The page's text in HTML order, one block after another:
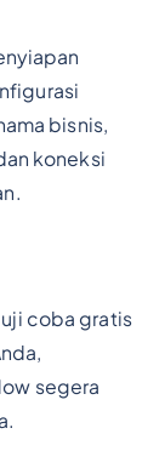
bisnis,
koneksi
uji coba gratis
segera